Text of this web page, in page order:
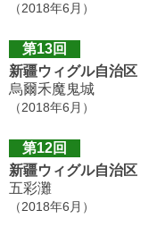
（2018年6月）
第13回
新疆ウィグル自治区
烏爾禾魔鬼城
（2018年6月）
第12回
新疆ウィグル自治区
五彩灘
（2018年6月）